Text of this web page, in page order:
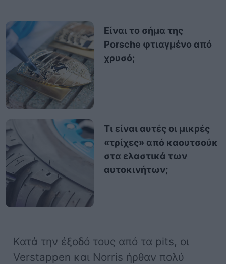
Είναι το σήμα της
Porsche φτιαγμένο από
χρυσό;
Τι είναι αυτές οι μικρές
«τρίχες» από καουτσούκ
στα ελαστικά των
αυτοκινήτων;
Κατά την έξοδό τους από τα pits, οι
Verstappen και Norris ήρθαν πολύ